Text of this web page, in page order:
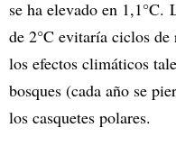
se ha elevado en
de 2°C evitaría ciclos
los efectos climáticos
bosques (cada año se
los casquetes polares.